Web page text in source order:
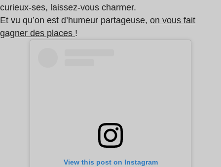
curieux-ses, laissez-vous charmer.
Et vu qu’on est d’humeur partageuse, on vous fait
gagner des places !
View this post on Instagram